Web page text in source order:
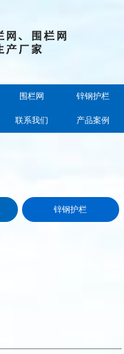
围栏网 锌钢护栏
联系我们 产品案例
锌钢护栏